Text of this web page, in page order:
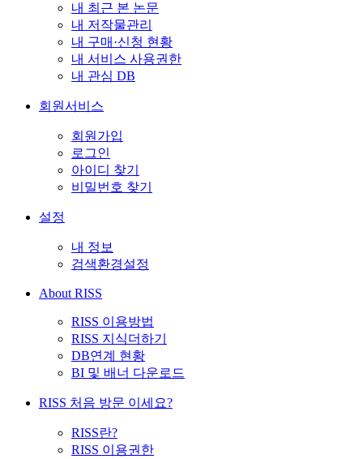
내 최근 본 논문
내 저작물관리
내 구매·신청 현황
내 서비스 사용권한
내 관심 DB
회원서비스
회원가입
로그인
아이디 찾기
비밀번호 찾기
설정
내 정보
검색환경설정
About RISS
RISS 이용방법
RISS 지식더하기
DB연계 현황
BI 및 배너 다운로드
RISS 처음 방문 이세요?
RISS란?
RISS 이용권한